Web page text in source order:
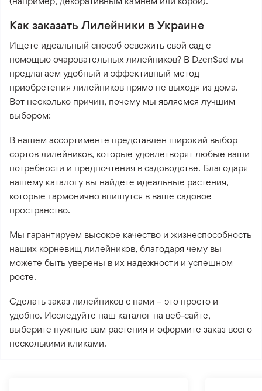
Как заказать Лилейники в Украине
Ищете идеальный способ освежить свой сад с
помощью очаровательных лилейников? В DzenSad мы
предлагаем удобный и эффективный метод
приобретения лилейников прямо не выходя из дома.
Вот несколько причин, почему мы являемся лучшим
выбором:
В нашем ассортименте представлен широкий выбор
сортов лилейников, которые удовлетворят любые ваши
потребности и предпочтения в садоводстве. Благодаря
нашему каталогу вы найдете идеальные растения,
которые гармонично впишутся в ваше садовое
пространство.
Мы гарантируем высокое качество и жизнеспособность
наших корневищ лилейников, благодаря чему вы
можете быть уверены в их надежности и успешном
росте.
Сделать заказ лилейников с нами – это просто и
удобно. Исследуйте наш каталог на веб-сайте,
выберите нужные вам растения и оформите заказ всего
несколькими кликами.